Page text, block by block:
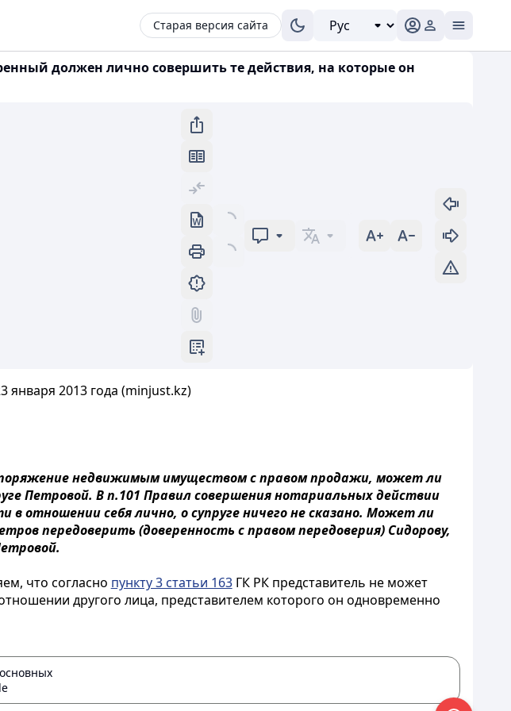
Старая версия сайта
должен лично совершить те действия, на которые он
января 2013 года (minjust.kz)
недвижимым имуществом с правом продажи, может ли
Петровой. В п.101 Правил совершения нотариальных действии
отношении себя лично, о супруге ничего не сказано. Может ли
передоверить (доверенность с правом передоверия) Сидорову,
что согласно пункту 3 статьи 163ГК РК представитель не может
другого лица, представителем которого он одновременно